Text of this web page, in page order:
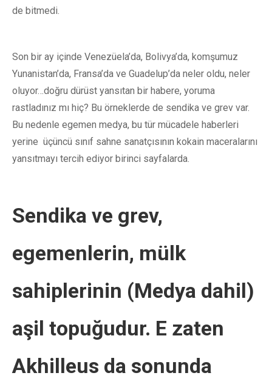
de bitmedi.
Son bir ay içinde Venezüela’da, Bolivya’da, komşumuz
Yunanistan’da, Fransa’da ve Guadelup’da neler oldu, neler
oluyor…doğru dürüst yansıtan bir habere, yoruma
rastladınız mı hiç? Bu örneklerde de sendika ve grev var.
Bu nedenle egemen medya, bu tür mücadele haberleri
yerine üçüncü sınıf sahne sanatçısının kokain maceralarını
yansıtmayı tercih ediyor birinci sayfalarda.
Sendika ve grev,
egemenlerin, mülk
sahiplerinin (Medya dahil)
aşil topuğudur. E zaten
Akhilleus da sonunda